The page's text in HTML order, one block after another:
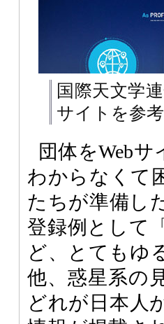
国際天文学
サイトを参
団体をWeb
わからなくて
たちが準備し
登録例として
ど、とてもゆ
他、惑星系の
どれが日本人